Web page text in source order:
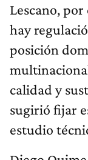
Lescano,
hay
posición
calidad y
sugirió fijar
estudio